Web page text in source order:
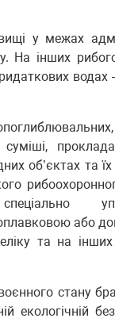
у межах
На інших
об’єктах та
або
та на
стану